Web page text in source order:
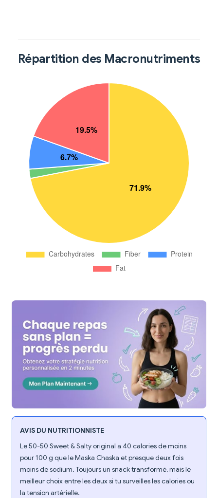
Répartition des Macronutriments
AVIS DU NUTRITIONNISTE
Le 50-50 Sweet & Salty original a 40 calories de moins
pour 100 g que le Maska Chaska et presque deux fois
moins de sodium. Toujours un snack transformé, mais le
meilleur choix entre les deux si tu surveilles les calories ou
la tension artérielle.